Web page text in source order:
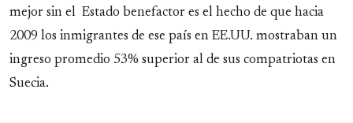
mejor sin el Estado benefactor es el hecho de que hacia
2009 los inmigrantes de ese país en EE.UU. mostraban un
ingreso promedio 53% superior al de sus compatriotas en
Suecia.